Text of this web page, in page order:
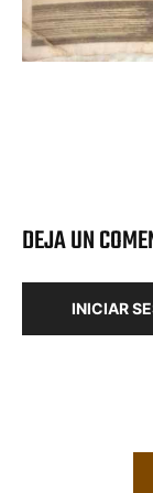
DEJA UN
INICIAR